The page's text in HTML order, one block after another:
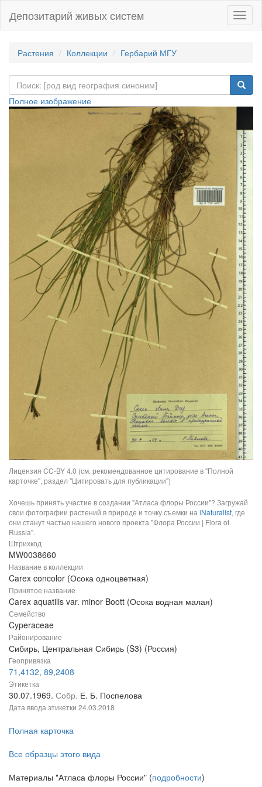
Депозитарий живых систем
Растения Коллекции Гербарий МГУ
Полное изображение
Лицензия CC-BY 4.0 (см. рекомендованное цитирование в "Полной
карточке", раздел "Цитировать для публикации")
Хочешь принять участие в создании "Атласа флоры России"? Загружай
свои фотографии растений в природе и точку съемки на iNaturalist, где
они станут частью нашего нового проекта "Флора России | Flora of
Russia".
Штрихкод
MW0038660
Название в коллекции
Carex concolor (Осока одноцветная)
Принятое название
Carex aquatilis var. minor Boott (Осока водная малая)
Семейство
Cyperaceae
Районирование
Сибирь, Центральная Сибирь (S3) (Россия)
Геопривязка
71,4132, 89,2408
Этикетка
30.07.1969. Собр. Е. Б. Поспелова
Дата ввода этикетки 24.03.2018
Полная карточка
Все образцы этого вида
Материалы "Атласа флоры России" (подробности)